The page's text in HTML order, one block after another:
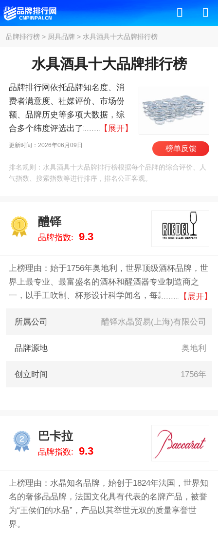
品牌排行榜> 厨具品牌 > 水具酒具十大品牌排行榜
水具酒具十大品牌排行榜
品牌排行网依托品牌知名度、消
费者满意度、社媒评价、市场份
额、品牌历史等多项大数据，综
合多个纬度评选出了2026年水具
酒具十大品牌排行榜，其中前十
拉/Baccarat、象印/Zojirushi、膳
魔师/THERMOS、诗杯客
雅/LUMINARC、luigibormioli 。我
们致力于用最真实的数据告诉您
考。
【展开】
更新时间：2026年06月09日 榜单反馈
排名规则：水具酒具十大品牌排行榜根据每个品牌的综合评价、人
气指数、搜索指数等进行排序，排名公正客观。
醴铎
品牌指数: 9.3
上榜理由：始于1756年奥地利，世界顶级酒杯品牌，世
界上最专业、最富盛名的酒杯和醒酒器专业制造商之
一，以手工吹制、杯形设计科学闻名，每款酒杯专为特
劳斯莱斯”的美誉。
【展开】
所属公司 醴铎水晶贸易(上海)有限公司
品牌源地 奥地利
创立时间 1756年
巴卡拉
品牌指数: 9.3
上榜理由：水晶知名品牌，始创于1824年法国，世界知
名的奢侈品品牌，法国文化具有代表的名牌产品，被誉
为“王侯们的水晶”，产品以其举世无双的质量享誉世
界。